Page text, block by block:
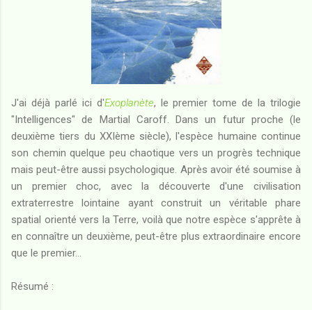
J'ai déjà parlé ici d'Exoplanète, le premier tome de la trilogie
"Intelligences" de Martial Caroff. Dans un futur proche (le
deuxième tiers du XXIème siècle), l'espèce humaine continue
son chemin quelque peu chaotique vers un progrès technique
mais peut-être aussi psychologique. Après avoir été soumise à
un premier choc, avec la découverte d'une civilisation
extraterrestre lointaine ayant construit un véritable phare
spatial orienté vers la Terre, voilà que notre espèce s'apprête à
en connaître un deuxième, peut-être plus extraordinaire encore
que le premier...
Résumé :